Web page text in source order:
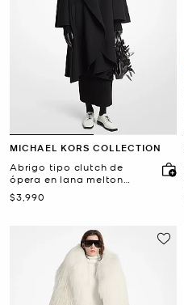
MICHAEL KORS COLLECTION
Abrigo tipo clutch de
ópera en lana melton
doble faz
Ahora
$3,990